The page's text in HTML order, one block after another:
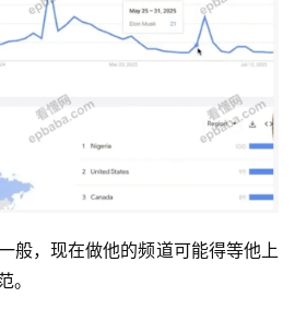
般，现在做他的频道可能得等他上
。